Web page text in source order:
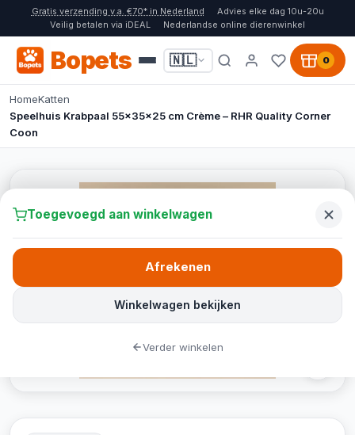
Gratis verzending v.a. €70* in Nederland
Advies elke dag 10u-20u
Veilig betalen via iDEAL
Nederlandse online dierenwinkel
Bopets 🇳🇱 0
HomeKatten
Speelhuis Krabpaal 55x35x25 cm Crème – RHR Quality Corner
Coon
Toegevoegd aan winkelwagen
Winkelwagen bekijken
Afrekenen
Verder winkelen